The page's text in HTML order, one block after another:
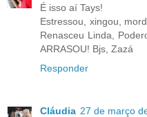
É isso aí Tays!
Estressou, xingou,
Renasceu Linda,
ARRASOU! Bjs, Zazá
Responder
Cláudia 27 de março